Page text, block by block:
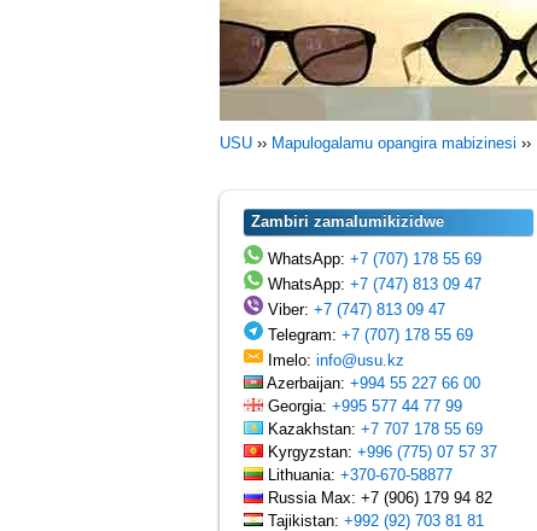
USU ›› Mapulogalamu opangira mabizinesi ››
Zambiri zamalumikizidwe
WhatsApp: +7 (707) 178 55 69
WhatsApp: +7 (747) 813 09 47
Viber: +7 (747) 813 09 47
Telegram: +7 (707) 178 55 69
Imelo: info@usu.kz
Azerbaijan: +994 55 227 66 00
Georgia: +995 577 44 77 99
Kazakhstan: +7 707 178 55 69
Kyrgyzstan: +996 (775) 07 57 37
Lithuania: +370-670-58877
Russia Max: +7 (906) 179 94 82
Tajikistan: +992 (92) 703 81 81